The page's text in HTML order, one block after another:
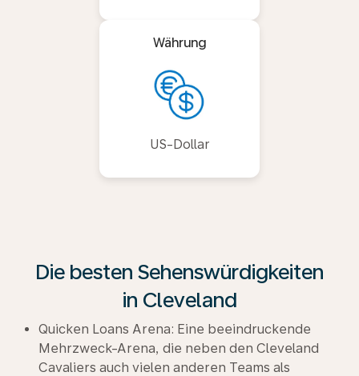
Währung
US-Dollar
Die besten Sehenswürdigkeiten
in Cleveland
Quicken Loans Arena: Eine beeindruckende
Mehrzweck-Arena, die neben den Cleveland
Cavaliers auch vielen anderen Teams als